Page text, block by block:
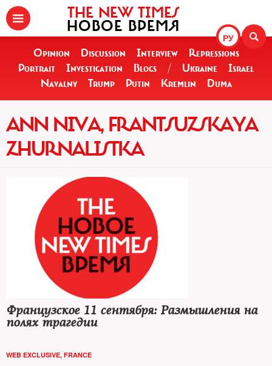
РУ
THE NEW TIMES
НОВОЕ ВРЕМЯ
Opinion Discussion Interview
Repressions
Portrait
Investigation Blogs / Ukraine
Israel
Navalny
Trump Putin Kremlin Duma
ANN NIVA, FRANTSUZSKAYA
ZHURNALISTKA
Французское 11 сентября: Размышления на
полях трагедии
WEB EXCLUSIVE, FRANCE